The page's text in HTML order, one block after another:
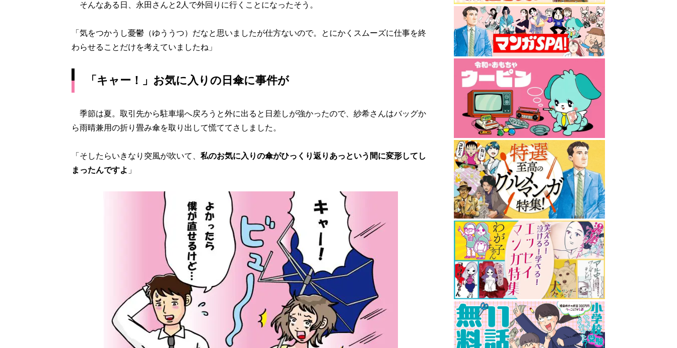
そんなある日、永田さんと2人で外回りに行くことになったそう。
「気をつかうし憂鬱（ゆううつ）だなと思いましたが仕方ないので。とにかくスムーズに仕事を終
わらせることだけを考えていましたね」
「キャー！」お気に入りの日傘に事件が
季節は夏。取引先から駐車場へ戻ろうと外に出ると日差しが強かったので、紗希さんはバッグか
ら雨晴兼用の折り畳み傘を取り出して慌ててさしました。
「そしたらいきなり突風が吹いて、 私のお気に入りの傘がひっくり返りあっという間に変形してし
まったんですよ 」